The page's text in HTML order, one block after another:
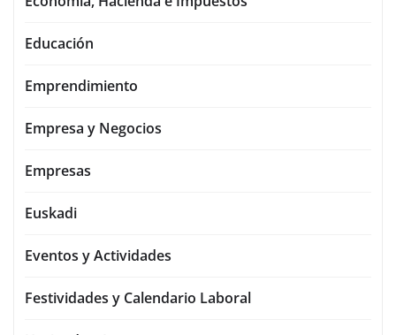
Educación
Emprendimiento
Empresa y Negocios
Empresas
Euskadi
Eventos y Actividades
Festividades y Calendario Laboral